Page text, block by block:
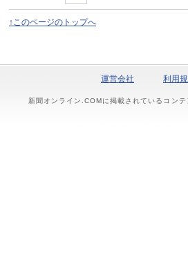
↑このページのトップへ
運営会社 利用
新聞オンライン.COMに掲載されているコン